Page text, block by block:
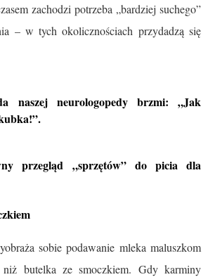
zachodzi potrzeba „bardziej suchego”
– w tych okolicznościach przydadzą się
naszej neurologopedy brzmi: „Jak
przegląd „sprzętów” do picia dla
sobie podawanie mleka maluszkom
butelka ze smoczkiem. Gdy karminy